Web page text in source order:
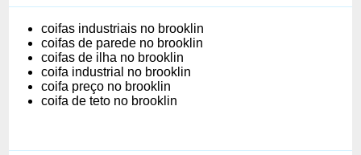
coifas industriais no brooklin
coifas de parede no brooklin
coifas de ilha no brooklin
coifa industrial no brooklin
coifa preço no brooklin
coifa de teto no brooklin